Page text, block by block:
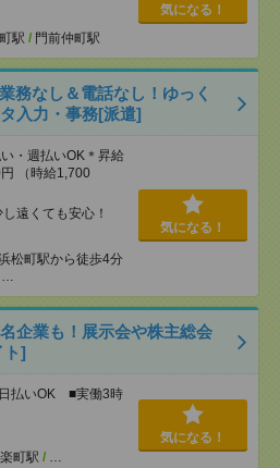
駅 / 門前仲町駅
気になる！
務なし＆電話なし！ゆっく
入力・事務[派遣]
・週払いOK＊昇給
（時給1,700
遠くても安心！
松町駅から徒歩4分
…
気になる！
企業も！展示会や株主総会
ト]
払いOK ■実働3時
町駅 / …
気になる！